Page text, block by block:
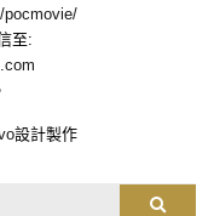
pocmovie/
至:
設計製作
Search